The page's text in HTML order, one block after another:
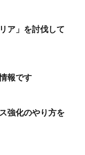
ア」を討伐して
報です
強化のやり方を